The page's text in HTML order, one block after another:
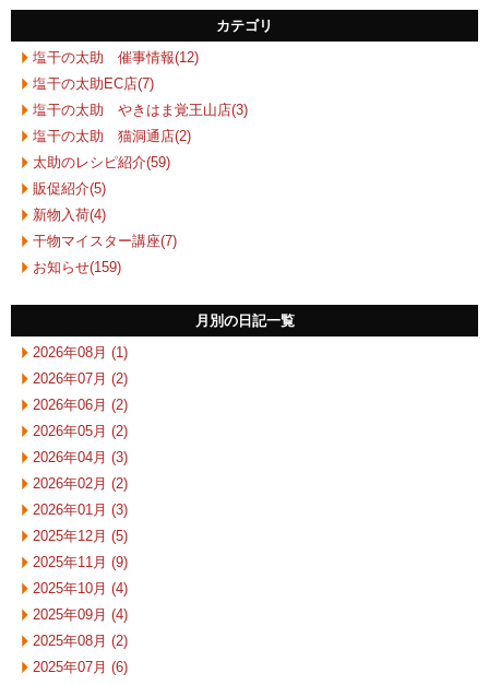
カテゴリ
塩干の太助 催事情報(12)
塩干の太助EC店(7)
塩干の太助 やきはま覚王山店(3)
塩干の太助 猫洞通店(2)
太助のレシピ紹介(59)
販促紹介(5)
新物入荷(4)
干物マイスター講座(7)
お知らせ(159)
月別の日記一覧
2026年08月 (1)
2026年07月 (2)
2026年06月 (2)
2026年05月 (2)
2026年04月 (3)
2026年02月 (2)
2026年01月 (3)
2025年12月 (5)
2025年11月 (9)
2025年10月 (4)
2025年09月 (4)
2025年08月 (2)
2025年07月 (6)